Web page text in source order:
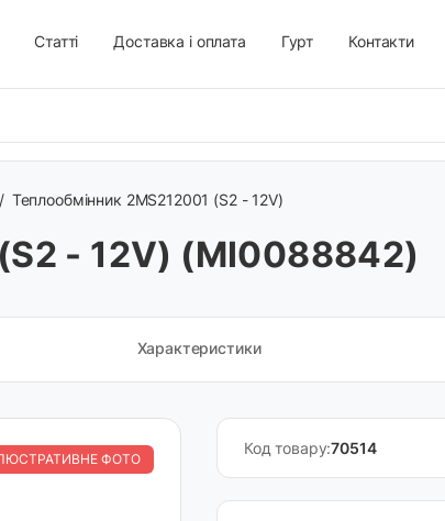
Статті Доставка і оплата Гурт Контакти
/ Теплообмінник 2MS212001 (S2 - 12V)
- 12V) (MI0088842)
Характеристики
ФОТО
Код товару:70514